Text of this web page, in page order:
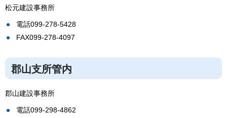
松元建設事務所
電話099-278-5428
FAX099-278-4097
郡山支所管内
郡山建設事務所
電話099-298-4862